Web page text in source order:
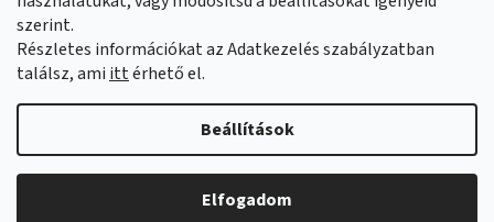
szerint.
Részletes információkat az Adatkezelés szabályzatban
találsz, ami ittérhető el.
Beállítások
Elfogadom
Shoptet készítette
Sportfit.hu. Minden jog fenntartva.